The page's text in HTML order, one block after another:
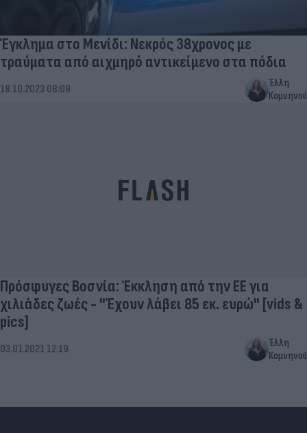
Έγκλημα στο Μενίδι: Νεκρός 38χρονος με
τραύματα από αιχμηρό αντικείμενο στα πόδια
18.10.2023 08:09
Έλλη
Κομνηνού
Πρόσφυγες Βοσνία: Έκκληση από την ΕΕ για
χιλιάδες ζωές - "Έχουν λάβει 85 εκ. ευρώ" [vids &
pics]
03.01.2021 12:19
Έλλη
Κομνηνού